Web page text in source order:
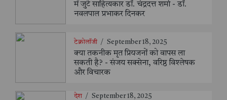
में जुटे साहित्यकार डॉ. चंद्रदत्त शर्मा - डॉ.
नवलपाल प्रभाकर दिनकर
टेक्नोलॉजी / September 18, 2025
क्या तकनीक मृत प्रियजनों को वापस ला
सकती है? - संजय सक्सेना, वरिष्ठ विश्लेषक
और विचारक
देश / September 18, 2025